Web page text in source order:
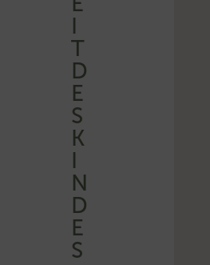
I
T
D
E
S
K
I
N
D
E
S